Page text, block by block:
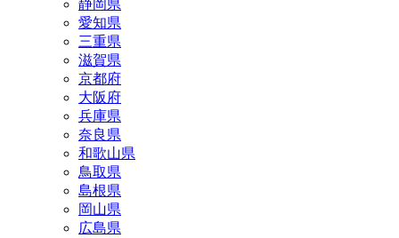
静岡県
愛知県
三重県
滋賀県
京都府
大阪府
兵庫県
奈良県
和歌山県
鳥取県
島根県
岡山県
広島県